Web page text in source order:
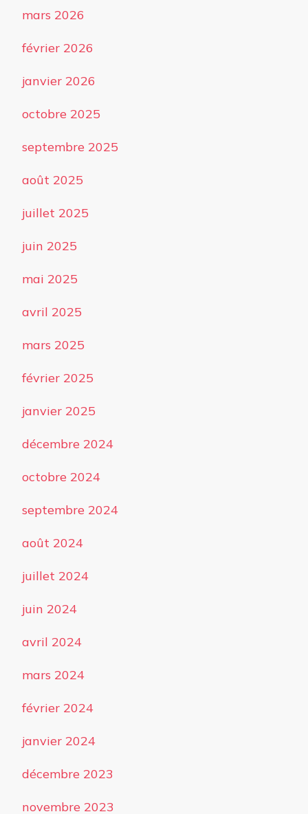
mars 2026
février 2026
janvier 2026
octobre 2025
septembre 2025
août 2025
juillet 2025
juin 2025
mai 2025
avril 2025
mars 2025
février 2025
janvier 2025
décembre 2024
octobre 2024
septembre 2024
août 2024
juillet 2024
juin 2024
avril 2024
mars 2024
février 2024
janvier 2024
décembre 2023
novembre 2023